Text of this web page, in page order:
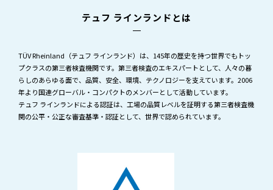
テュフ ラインランドとは
TÜV Rheinland（テュフ ラインランド）は、145年の歴史を持つ世界でもトッ
プクラスの第三者検査機関です。第三者検査のエキスパートとして、人々の暮
らしのあらゆる面で、品質、安全、環境、テクノロジーを支えています。2006
年より国連グローバル・コンパクトのメンバーとして活動しています。
テュフ ラインランドによる認証は、工場の品質レベルを証明する第三者検査機
関の公平・公正な審査基準・認証として、世界で認められています。